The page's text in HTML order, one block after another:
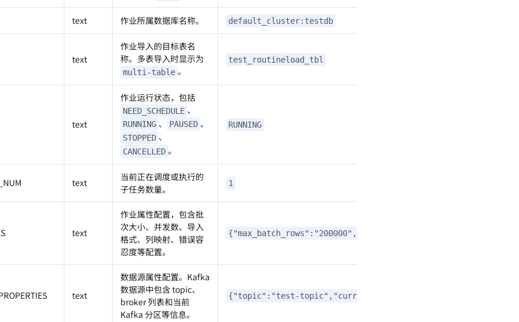
text 作业所属数据库名称。 default_cluster:testdb
text
作业导入的目标表名
称。多表导入时显示为
multi-table 。
test_routineload_tbl
text
作业运行状态，包括
NEED_SCHEDULE 、
RUNNING 、 PAUSED 、
STOPPED 、
CANCELLED 。
RUNNING
text
当前正在调度或执行的
子任务数量。
1
text
作业属性配置，包含批
次大小、并发数、导入
格式、列映射、错误容
忍度等配置。
text
数据源属性配置。Kafka
数据源中包含 topic、
broker 列表和当前
Kafka 分区等信息。
{"topic":"test-